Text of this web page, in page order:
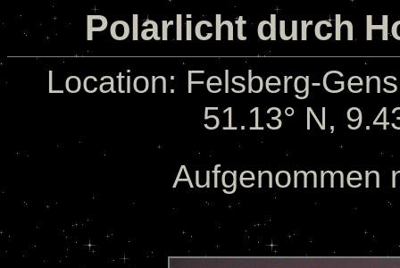
Polarlicht durch
Location: Felsberg-
51.13° N,
Aufgenommen